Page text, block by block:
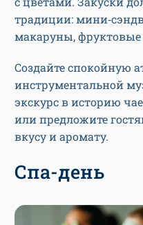
традиции:
макаруны, фруктовые
Создайте спокойную
инструментальной
экскурс в историю
или предложите
вкусу и аромату.
Спа-день